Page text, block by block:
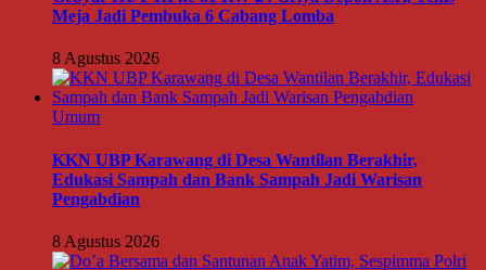
Meja Jadi Pembuka 6 Cabang Lomba
8 Agustus 2026
Umum
KKN UBP Karawang di Desa Wantilan Berakhir,
Edukasi Sampah dan Bank Sampah Jadi Warisan
Pengabdian
8 Agustus 2026